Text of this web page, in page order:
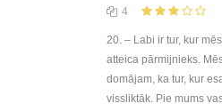
4
20. – Labi ir tur, kur
atteica pārmijnieks.
domājam, ka tur, kur
vissliktāk. Pie mums